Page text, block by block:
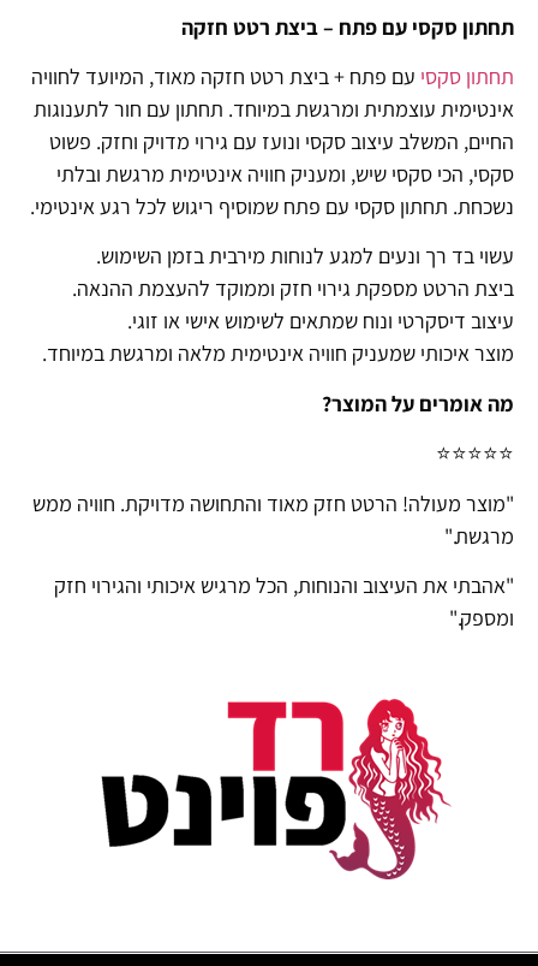
תחתון סקסי עם פתח – ביצת רטט חזקה
תחתון סקסי עם פתח + ביצת רטט חזקה מאוד, המיועד לחוויה
אינטימית עוצמתית ומרגשת במיוחד. תחתון עם חור לתענוגות
החיים, המשלב עיצוב סקסי ונועז עם גירוי מדויק וחזק. פשוט
סקסי, הכי סקסי שיש, ומעניק חוויה אינטימית מרגשת ובלתי
נשכחת. תחתון סקסי עם פתח שמוסיף ריגוש לכל רגע אינטימי.
עשוי בד רך ונעים למגע לנוחות מירבית בזמן השימוש.
ביצת הרטט מספקת גירוי חזק וממוקד להעצמת ההנאה.
עיצוב דיסקרטי ונוח שמתאים לשימוש אישי או זוגי.
מוצר איכותי שמעניק חוויה אינטימית מלאה ומרגשת במיוחד.
מה אומרים על המוצר?
⭐⭐⭐⭐⭐
"מוצר מעולה! הרטט חזק מאוד והתחושה מדויקת. חוויה ממש
מרגשת."
"אהבתי את העיצוב והנוחות, הכל מרגיש איכותי והגירוי חזק
ומספק."